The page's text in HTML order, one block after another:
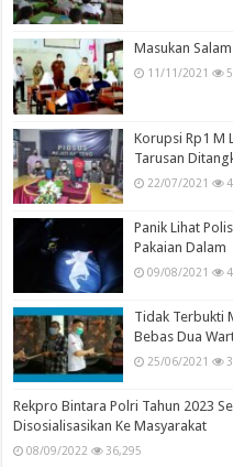
Masukan
11/11/2021
Korupsi Rp1 M
Tarusan
22/07/2021
Panik Lihat
Pakaian Dalam
09/08/2021
Tidak Terbukti
Bebas Dua
25/06/2021
Rekpro Bintara Polri Tahun 2023
Disosialisasikan Ke Masyarakat
08/09/2022 36,295